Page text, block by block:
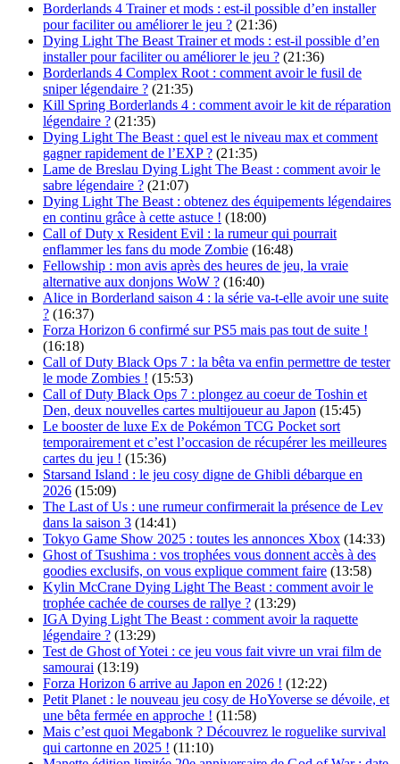
Borderlands 4 Trainer et mods : est-il possible d’en installer
pour faciliter ou améliorer le jeu ? (21:36)
Dying Light The Beast Trainer et mods : est-il possible d’en
installer pour faciliter ou améliorer le jeu ? (21:36)
Borderlands 4 Complex Root : comment avoir le fusil de
sniper légendaire ? (21:35)
Kill Spring Borderlands 4 : comment avoir le kit de réparation
légendaire ? (21:35)
Dying Light The Beast : quel est le niveau max et comment
gagner rapidement de l’EXP ? (21:35)
Lame de Breslau Dying Light The Beast : comment avoir le
sabre légendaire ? (21:07)
Dying Light The Beast : obtenez des équipements légendaires
en continu grâce à cette astuce ! (18:00)
Call of Duty x Resident Evil : la rumeur qui pourrait
enflammer les fans du mode Zombie (16:48)
Fellowship : mon avis après des heures de jeu, la vraie
alternative aux donjons WoW ? (16:40)
Alice in Borderland saison 4 : la série va-t-elle avoir une suite
? (16:37)
Forza Horizon 6 confirmé sur PS5 mais pas tout de suite !
(16:18)
Call of Duty Black Ops 7 : la bêta va enfin permettre de tester
le mode Zombies ! (15:53)
Call of Duty Black Ops 7 : plongez au coeur de Toshin et
Den, deux nouvelles cartes multijoueur au Japon (15:45)
Le booster de luxe Ex de Pokémon TCG Pocket sort
temporairement et c’est l’occasion de récupérer les meilleures
cartes du jeu ! (15:36)
Starsand Island : le jeu cosy digne de Ghibli débarque en
2026 (15:09)
The Last of Us : une rumeur confirmerait la présence de Lev
dans la saison 3 (14:41)
Tokyo Game Show 2025 : toutes les annonces Xbox (14:33)
Ghost of Tsushima : vos trophées vous donnent accès à des
goodies exclusifs, on vous explique comment faire (13:58)
Kylin McCrane Dying Light The Beast : comment avoir le
trophée cachée de courses de rallye ? (13:29)
IGA Dying Light The Beast : comment avoir la raquette
légendaire ? (13:29)
Test de Ghost of Yotei : ce jeu vous fait vivre un vrai film de
samourai (13:19)
Forza Horizon 6 arrive au Japon en 2026 ! (12:22)
Petit Planet : le nouveau jeu cosy de HoYoverse se dévoile, et
une bêta fermée en approche ! (11:58)
Mais c’est quoi Megabonk ? Découvrez le roguelike survival
qui cartonne en 2025 ! (11:10)